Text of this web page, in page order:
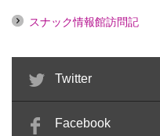
スナック情報館訪問記
Twitter
Facebook